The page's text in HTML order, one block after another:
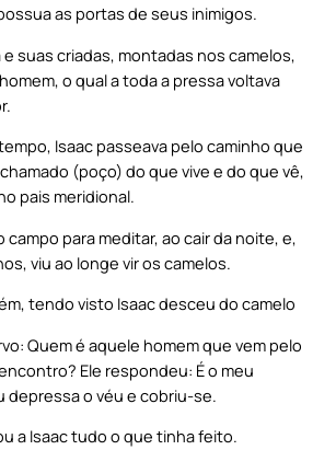
as portas de seus inimigos.
e suas criadas, montadas nos camelos,
o qual a toda a pressa voltava
Isaac passeava pelo caminho que
(poço) do que vive e do que vê,
pais meridional.
campo para meditar, ao cair da noite, e,
viu ao longe vir os camelos.
tendo visto Isaac desceu do camelo
Quem é aquele homem que vem pelo
Ele respondeu: É o meu
depressa o véu e cobriu-se.
a Isaac tudo o que tinha feito.